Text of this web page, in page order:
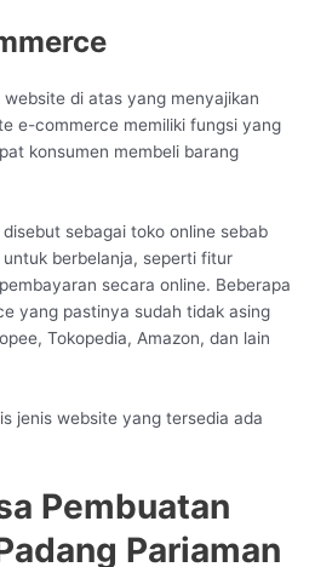
di atas yang menyajikan
e-commerce memiliki fungsi yang
konsumen membeli barang
sebagai toko online sebab
berbelanja, seperti fitur
secara online. Beberapa
yang pastinya sudah tidak asing
Tokopedia, Amazon, dan lain
jenis website yang tersedia ada
Pembuatan
Pariaman